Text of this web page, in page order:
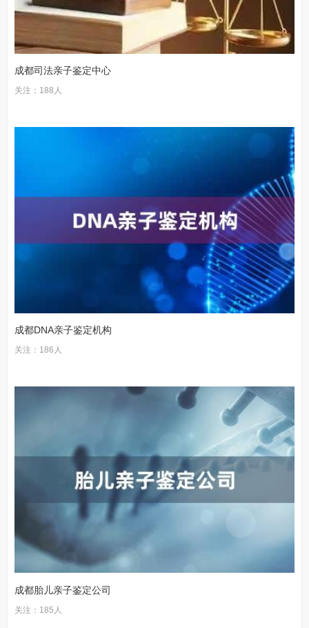
成都司法亲子鉴定中心
关注：188人
成都DNA亲子鉴定机构
关注：186人
成都胎儿亲子鉴定公司
关注：185人